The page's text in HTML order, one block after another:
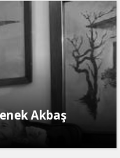
Akbaş